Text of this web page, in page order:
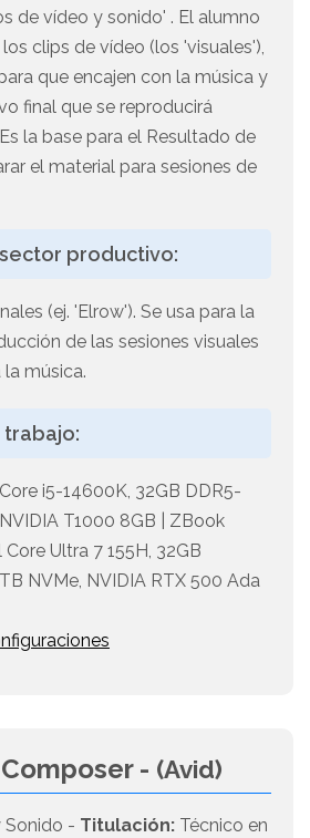
de vídeo y sonido' . El alumno
clips de vídeo (los 'visuales'),
que encajen con la música y
final que se reproducirá
la base para el Resultado de
el material para sesiones de
productivo:
(ej. 'Elrow'). Se usa para la
de las sesiones visuales
música.
trabajo:
i5-14600K, 32GB DDR5-
T1000 8GB | ZBook
Core Ultra 7 155H, 32GB
NVMe, NVIDIA RTX 500 Ada
- (Avid)
Sonido - Titulación: Técnico en